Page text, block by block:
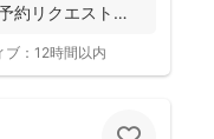
約リクエストの
： 12時間以内